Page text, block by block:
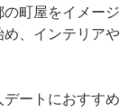
町屋をイメージ
、インテリアや
ートにおすすめ